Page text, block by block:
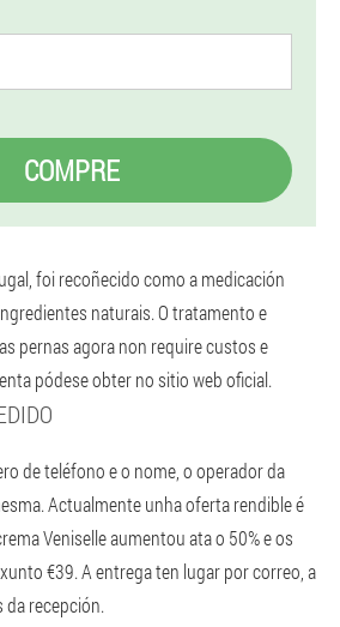
COMPRE
foi recoñecido como a medicación
naturais. O tratamento e
pernas agora non require custos e
pódese obter no sitio web oficial.
de teléfono e o nome, o operador da
Actualmente unha oferta rendible é
Veniselle aumentou ata o 50% e os
€39. A entrega ten lugar por correo, a
da recepción.